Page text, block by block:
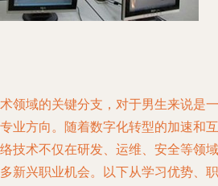
领域的关键分支，对于男生来说是一
业方向。随着数字化转型的加速和互
技术不仅在研发、运维、安全等领域
新兴职业机会。以下从学习优势、职